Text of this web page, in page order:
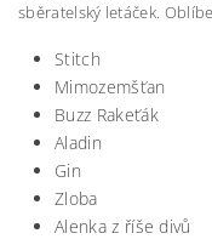
sběratelský letáček.
Stitch
Mimozemšťan
Buzz Rakeťák
Aladin
Gin
Zloba
Alenka z říše divů